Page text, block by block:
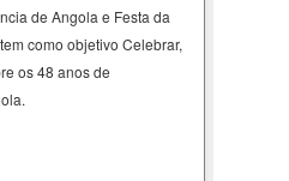
de Angola e Festa da
como objetivo Celebrar,
os 48 anos de